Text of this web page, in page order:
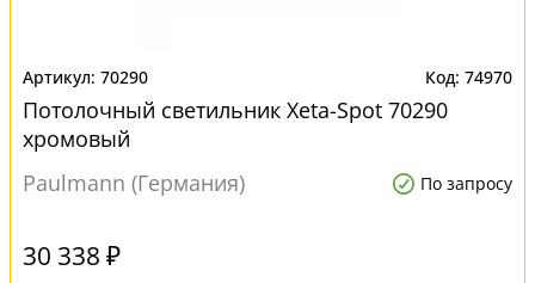
70290 74970
Потолочный светильник Xeta-Spot 70290
хромовый
Paulmann (Германия)
По запросу
30 338 ₽